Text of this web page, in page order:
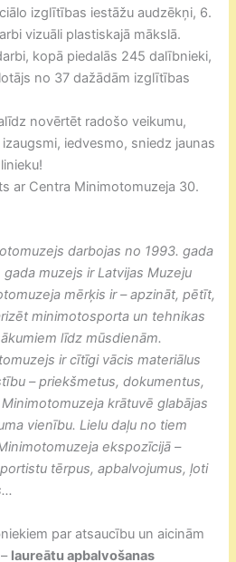
izglītības iestāžu audzēkņi, 6.
vizuāli plastiskajā mākslā.
kopā piedalās 245 dalībnieki,
no 37 dažādām izglītības
novērtēt radošo veikumu,
iedvesmo, sniedz jaunas
ar Centra Minimotomuzeja 30.
darbojas no 1993. gada
muzejs ir Latvijas Muzeju
mērķis ir – apzināt, pētīt,
minimotosporta un tehnikas
līdz mūsdienām.
ir cītīgi vācis materiālus
– priekšmetus, dokumentus,
krātuvē glabājas
vienību. Lielu daļu no tiem
ekspozīcijā –
tērpus, apbalvojumus, ļoti
par atsaucību un aicinām
laureātu apbalvošanas